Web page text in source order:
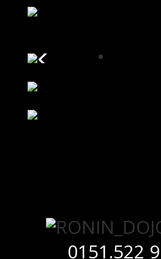
0151.522